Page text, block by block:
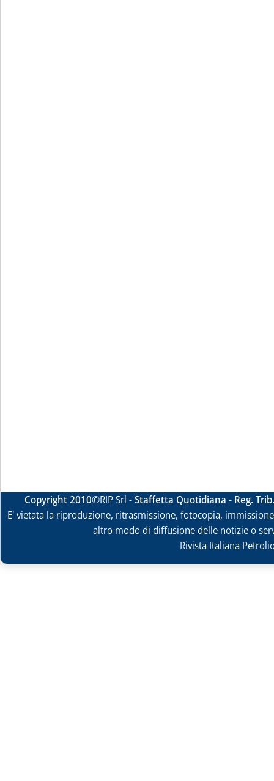
Copyright 2010©RIP Srl -Staffetta Quotidiana - Reg.
E' vietata la riproduzione, ritrasmissione, fotocopia,
altro modo di diffusione delle notizie o
Rivista Italiana